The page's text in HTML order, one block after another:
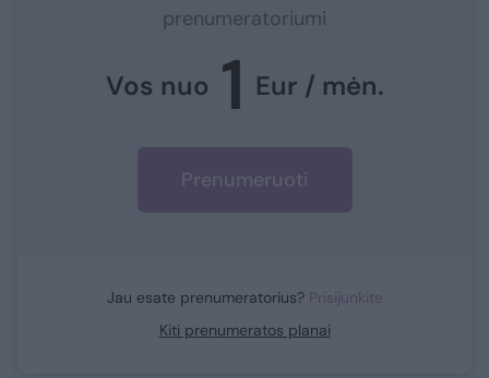
prenumeratoriumi
Vos nuo 1 Eur / mėn.
Prenumeruoti
Jau esate prenumeratorius? Prisijunkite
Kiti prenumeratos planai